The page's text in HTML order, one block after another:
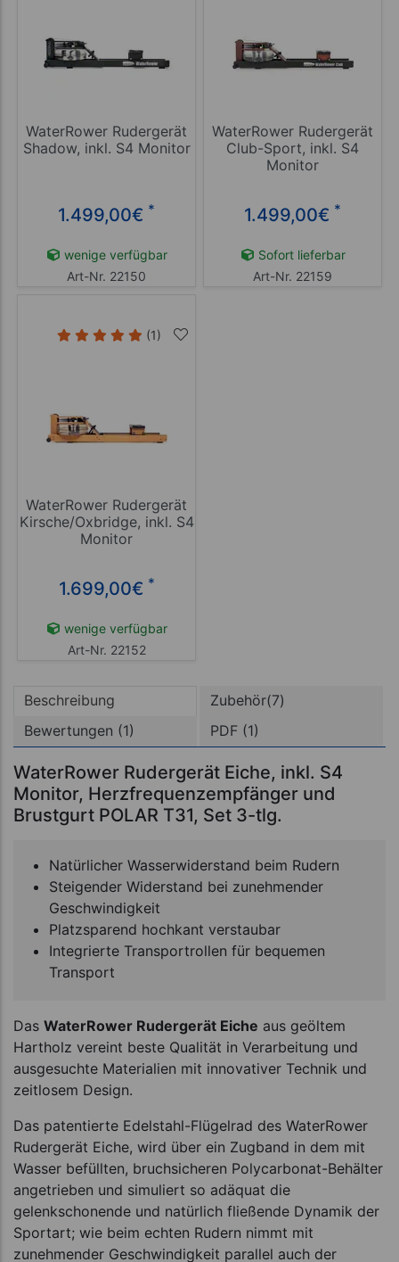
WaterRower Rudergerät
Shadow, inkl. S4 Monitor
1.499,00€ *
wenige verfügbar
Art-Nr. 22150
WaterRower Rudergerät
Club-Sport, inkl. S4
Monitor
1.499,00€ *
Sofort lieferbar
Art-Nr. 22159
(1)
WaterRower Rudergerät
Kirsche/Oxbridge, inkl. S4
Monitor
1.699,00€ *
wenige verfügbar
Art-Nr. 22152
Beschreibung
Zubehör(7)
Bewertungen (1)
PDF (1)
WaterRower Rudergerät Eiche, inkl. S4
Monitor, Herzfrequenzempfänger und
Brustgurt POLAR T31, Set 3-tlg.
Natürlicher Wasserwiderstand beim Rudern
Steigender Widerstand bei zunehmender
Geschwindigkeit
Platzsparend hochkant verstaubar
Integrierte Transportrollen für bequemen
Transport
Das WaterRower Rudergerät Eiche aus geöltem
Hartholz vereint beste Qualität in Verarbeitung und
ausgesuchte Materialien mit innovativer Technik und
zeitlosem Design.
Das patentierte Edelstahl-Flügelrad des WaterRower
Rudergerät Eiche, wird über ein Zugband in dem mit
Wasser befüllten, bruchsicheren Polycarbonat-Behälter
angetrieben und simuliert so adäquat die
gelenkschonende und natürlich fließende Dynamik der
Sportart; wie beim echten Rudern nimmt mit
zunehmender Geschwindigkeit parallel auch der